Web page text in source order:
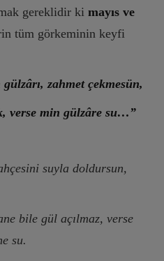
gereklidir ki mayıs ve
tüm görkeminin keyfi
zahmet çekmesün,
verse min gülzâre su…”
suyla doldursun,
bile gül açılmaz, verse
su.